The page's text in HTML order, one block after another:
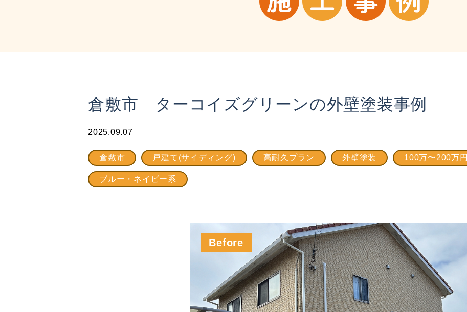
倉敷市 ターコイズグリーンの外壁塗装事例
2025.09.07
倉敷市 戸建て(サイディング) 高耐久プラン 外壁塗装 100万〜200万円
ブルー・ネイビー系